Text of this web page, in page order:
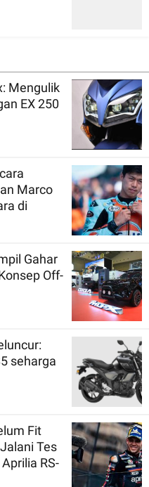
Mengulik
EX 250
Marco
di
Gahar
Off-
seharga
Fit
Tes
RS-